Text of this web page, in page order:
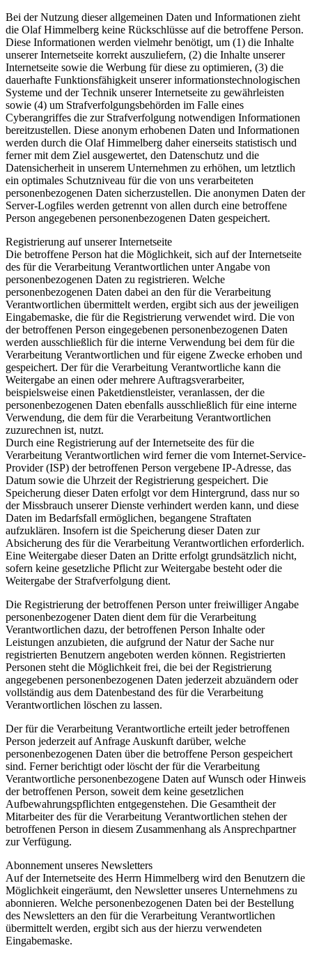
Bei der Nutzung dieser allgemeinen Daten und Informationen zieht
die Olaf Himmelberg keine Rückschlüsse auf die betroffene Person.
Diese Informationen werden vielmehr benötigt, um (1) die Inhalte
unserer Internetseite korrekt auszuliefern, (2) die Inhalte unserer
Internetseite sowie die Werbung für diese zu optimieren, (3) die
dauerhafte Funktionsfähigkeit unserer informationstechnologischen
Systeme und der Technik unserer Internetseite zu gewährleisten
sowie (4) um Strafverfolgungsbehörden im Falle eines
Cyberangriffes die zur Strafverfolgung notwendigen Informationen
bereitzustellen. Diese anonym erhobenen Daten und Informationen
werden durch die Olaf Himmelberg daher einerseits statistisch und
ferner mit dem Ziel ausgewertet, den Datenschutz und die
Datensicherheit in unserem Unternehmen zu erhöhen, um letztlich
ein optimales Schutzniveau für die von uns verarbeiteten
personenbezogenen Daten sicherzustellen. Die anonymen Daten der
Server-Logfiles werden getrennt von allen durch eine betroffene
Person angegebenen personenbezogenen Daten gespeichert.
Registrierung auf unserer Internetseite
Die betroffene Person hat die Möglichkeit, sich auf der Internetseite
des für die Verarbeitung Verantwortlichen unter Angabe von
personenbezogenen Daten zu registrieren. Welche
personenbezogenen Daten dabei an den für die Verarbeitung
Verantwortlichen übermittelt werden, ergibt sich aus der jeweiligen
Eingabemaske, die für die Registrierung verwendet wird. Die von
der betroffenen Person eingegebenen personenbezogenen Daten
werden ausschließlich für die interne Verwendung bei dem für die
Verarbeitung Verantwortlichen und für eigene Zwecke erhoben und
gespeichert. Der für die Verarbeitung Verantwortliche kann die
Weitergabe an einen oder mehrere Auftragsverarbeiter,
beispielsweise einen Paketdienstleister, veranlassen, der die
personenbezogenen Daten ebenfalls ausschließlich für eine interne
Verwendung, die dem für die Verarbeitung Verantwortlichen
zuzurechnen ist, nutzt.
Durch eine Registrierung auf der Internetseite des für die
Verarbeitung Verantwortlichen wird ferner die vom Internet-Service-
Provider (ISP) der betroffenen Person vergebene IP-Adresse, das
Datum sowie die Uhrzeit der Registrierung gespeichert. Die
Speicherung dieser Daten erfolgt vor dem Hintergrund, dass nur so
der Missbrauch unserer Dienste verhindert werden kann, und diese
Daten im Bedarfsfall ermöglichen, begangene Straftaten
aufzuklären. Insofern ist die Speicherung dieser Daten zur
Absicherung des für die Verarbeitung Verantwortlichen erforderlich.
Eine Weitergabe dieser Daten an Dritte erfolgt grundsätzlich nicht,
sofern keine gesetzliche Pflicht zur Weitergabe besteht oder die
Weitergabe der Strafverfolgung dient.
Die Registrierung der betroffenen Person unter freiwilliger Angabe
personenbezogener Daten dient dem für die Verarbeitung
Verantwortlichen dazu, der betroffenen Person Inhalte oder
Leistungen anzubieten, die aufgrund der Natur der Sache nur
registrierten Benutzern angeboten werden können. Registrierten
Personen steht die Möglichkeit frei, die bei der Registrierung
angegebenen personenbezogenen Daten jederzeit abzuändern oder
vollständig aus dem Datenbestand des für die Verarbeitung
Verantwortlichen löschen zu lassen.
Der für die Verarbeitung Verantwortliche erteilt jeder betroffenen
Person jederzeit auf Anfrage Auskunft darüber, welche
personenbezogenen Daten über die betroffene Person gespeichert
sind. Ferner berichtigt oder löscht der für die Verarbeitung
Verantwortliche personenbezogene Daten auf Wunsch oder Hinweis
der betroffenen Person, soweit dem keine gesetzlichen
Aufbewahrungspflichten entgegenstehen. Die Gesamtheit der
Mitarbeiter des für die Verarbeitung Verantwortlichen stehen der
betroffenen Person in diesem Zusammenhang als Ansprechpartner
zur Verfügung.
Abonnement unseres Newsletters
Auf der Internetseite des Herrn Himmelberg wird den Benutzern die
Möglichkeit eingeräumt, den Newsletter unseres Unternehmens zu
abonnieren. Welche personenbezogenen Daten bei der Bestellung
des Newsletters an den für die Verarbeitung Verantwortlichen
übermittelt werden, ergibt sich aus der hierzu verwendeten
Eingabemaske.